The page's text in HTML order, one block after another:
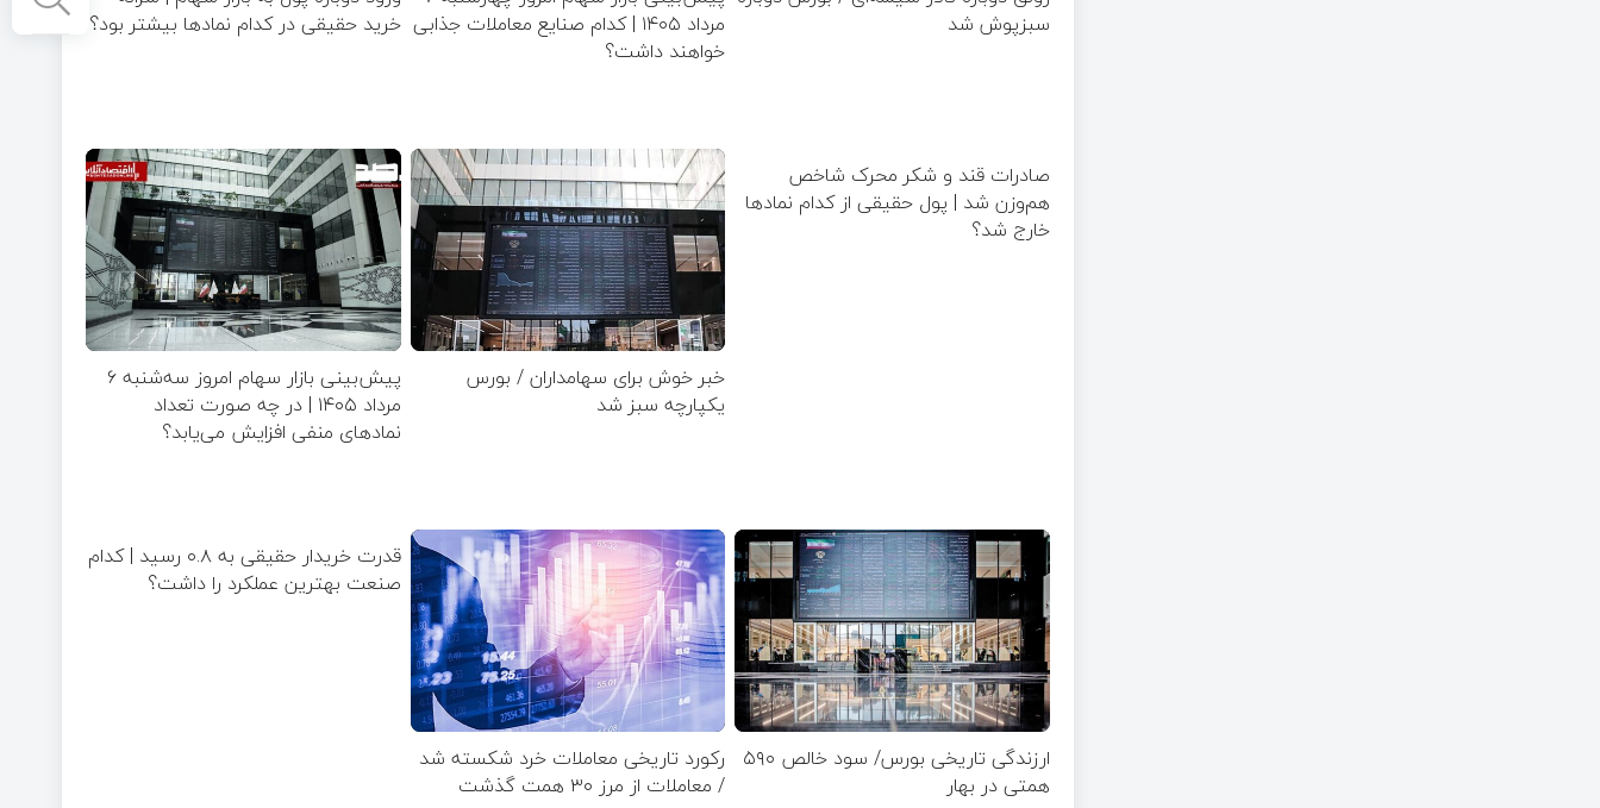
سبزپوش شد
مرداد ۱۴۰۵ | کدام صنایع معاملات جذابی
خواهند داشت؟
خرید حقیقی در کدام نماد‌ها بیشتر بود؟
صادرات قند و شکر محرک شاخص
هم‌وزن شد | پول حقیقی از کدام نماد‌ها
خارج شد؟
خبر خوش برای سهامداران / بورس
یکپارچه سبز شد
پیش‌بینی بازار سهام امروز سه‌شنبه ۶
مرداد ۱۴۰۵ | در چه صورت تعداد
نماد‌های منفی افزایش می‌یابد؟
ارزندگی تاریخی بورس/ سود خالص ۵۹۰
همتی در بهار
رکورد تاریخی معاملات خرد شکسته شد
/ معاملات از مرز ۳۰ همت گذشت
قدرت خریدار حقیقی به ۰.۸ رسید | کدام
صنعت بهترین عملکرد را داشت؟